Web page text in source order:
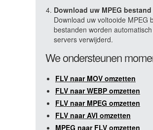
Download uw MPEG bestand
Download uw voltooide MPEG
bestanden worden
servers verwijderd.
We ondersteunen
FLV naar MOV omzetten
FLV naar WEBP omzetten
FLV naar MPEG omzetten
FLV naar AVI omzetten
MPEG naar FLV omzetten